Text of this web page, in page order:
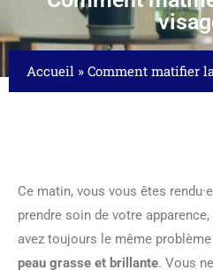
Accueil » Comment matifier
Ce matin, vous vous êtes
prendre soin de votre
avez toujours le même
peau grasse et brillante. Vous